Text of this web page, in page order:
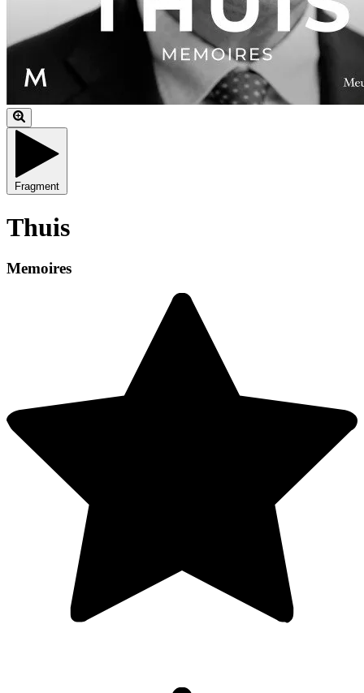
Fragment
Thuis
Memoires